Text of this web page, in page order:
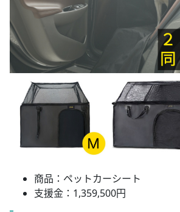
商品：ペットカーシート
支援金：1,359,500円